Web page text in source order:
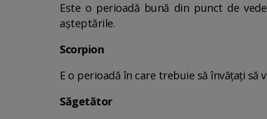
Este o perioadă bună din punct de
așteptările.
Scorpion
E o perioadă în care trebuie să învățați
Săgetător